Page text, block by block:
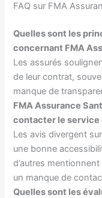
FAQ sur FMA
Quelles sont les
concernant FMA
Les assurés
de leur contrat,
manque de
FMA Assurance
contacter le service
Les avis divergent
une bonne
d’autres
un manque de
Quelles sont les